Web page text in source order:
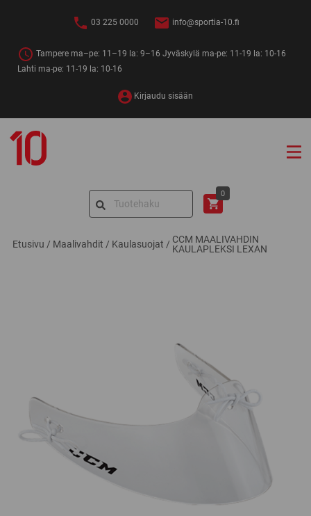
03 225 0000 info@sportia-10.fi
Tampere ma–pe: 11–19 la: 9–16 Jyväskylä ma-pe: 11-19 la: 10-16
Lahti ma-pe: 11-19 la: 10-16
Kirjaudu sisään
10
Search
0
Etusivu / Maalivahdit / Kaulasuojat / CCM MAALIVAHDIN
KAULAPLEKSI LEXAN